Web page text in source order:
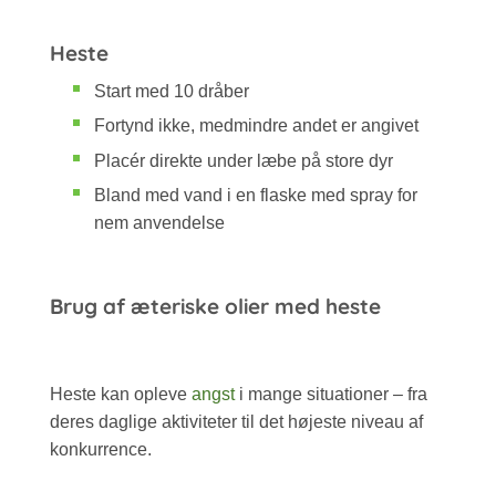
Heste
Start med 10 dråber
Fortynd ikke, medmindre andet er angivet
Placér direkte under læbe på store dyr
Bland med vand i en flaske med spray for
nem anvendelse
Brug af æteriske olier med heste
Heste kan opleve angsti mange situationer – fra
deres daglige aktiviteter til det højeste niveau af
konkurrence.